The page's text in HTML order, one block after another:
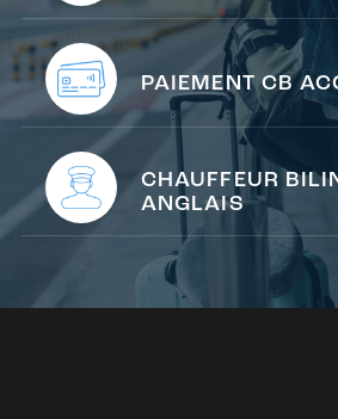
PAIEMENT CB
CHAUFFEUR
ANGLAIS